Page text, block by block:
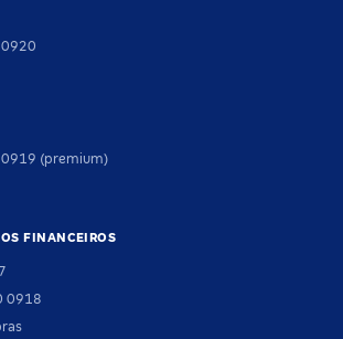
(premium)
FINANCEIROS
0918